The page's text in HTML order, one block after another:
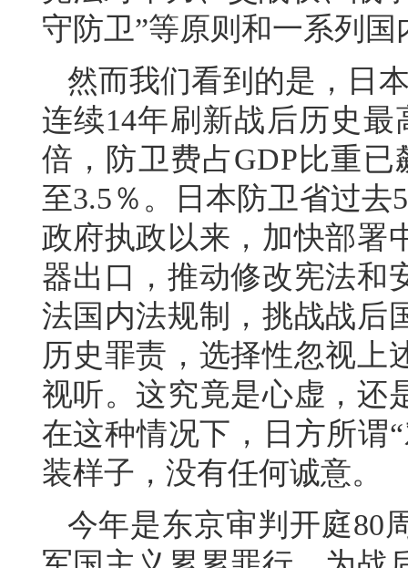
守防卫”等原则和一系列国
然而我们看到的是，日
连续14年刷新战后历史
倍，防卫费占GDP比重
至3.5％。日本防卫省过
政府执政以来，加快部署
器出口，推动修改宪法和
法国内法规制，挑战战后
历史罪责，选择性忽视上
视听。这究竟是心虚，还
在这种情况下，日方所谓
装样子，没有任何诚意。
今年是东京审判开庭80